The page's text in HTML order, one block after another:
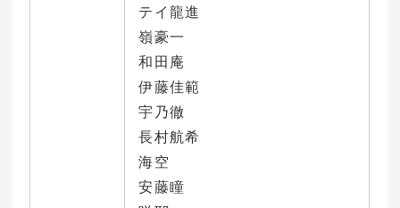
テイ龍進
嶺豪一
和田庵
伊藤佳範
宇乃徹
長村航希
海空
安藤瞳